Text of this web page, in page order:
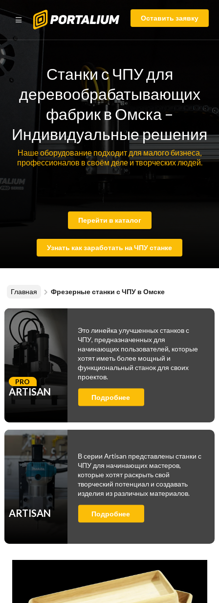
Оставить заявку
Станки с ЧПУ для
деревообрабатывающих
фабрик в Омска –
Индивидуальные решения
Наше оборудование подходит для малого бизнеса,
профессионалов в своём деле и творческих людей.
Перейти в каталог
Узнать как заработать на ЧПУ станке
Главная Фрезерные станки с ЧПУ в Омске
ARTISAN
PRO
Это линейка улучшенных станков с
ЧПУ, предназначенных для
начинающих пользователей, которые
хотят иметь более мощный и
функциональный станок для своих
проектов.
Подробнее
ARTISAN
В серии Artisan представлены станки с
ЧПУ для начинающих мастеров,
которые хотят раскрыть свой
творческий потенциал и создавать
изделия из различных материалов.
Подробнее